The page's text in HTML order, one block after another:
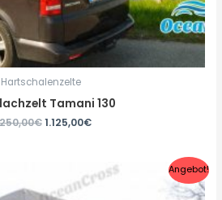
Hartschalenzelte
Tamani 130
€ 1.125,00€
Angebot!